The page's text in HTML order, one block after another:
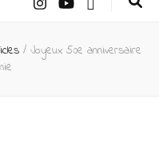
–
/ Joyeux 50e anniversaire